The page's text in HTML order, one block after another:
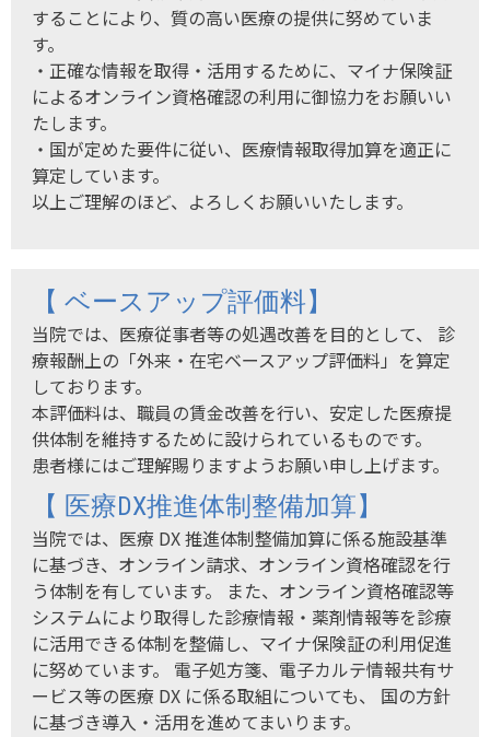
することにより、質の高い医療の提供に努めていま
す。
・正確な情報を取得・活用するために、マイナ保険証
によるオンライン資格確認の利用に御協力をお願いい
たします。
・国が定めた要件に従い、医療情報取得加算を適正に
算定しています。
以上ご理解のほど、よろしくお願いいたします。
【 ベースアップ評価料】
当院では、医療従事者等の処遇改善を目的として、 診
療報酬上の「外来・在宅ベースアップ評価料」を算定
しております。
本評価料は、職員の賃金改善を行い、安定した医療提
供体制を維持するために設けられているものです。
患者様にはご理解賜りますようお願い申し上げます。
【 医療DX推進体制整備加算】
当院では、医療 DX 推進体制整備加算に係る施設基準
に基づき、オンライン請求、オンライン資格確認を行
う体制を有しています。 また、オンライン資格確認等
システムにより取得した診療情報・薬剤情報等を診療
に活用できる体制を整備し、マイナ保険証の利用促進
に努めています。 電子処方箋、電子カルテ情報共有サ
ービス等の医療 DX に係る取組についても、 国の方針
に基づき導入・活用を進めてまいります。